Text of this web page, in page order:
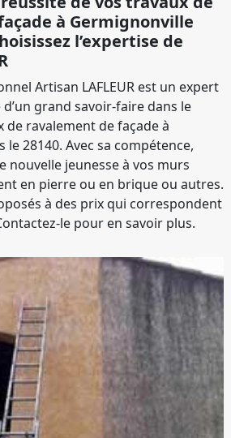
à Germignonville
l’expertise de
Artisan LAFLEUR est un expert
grand savoir-faire dans le
de ravalement de façade à
28140. Avec sa compétence,
nouvelle jeunesse à vos murs
en pierre ou en brique ou autres.
à des prix qui correspondent
le pour en savoir plus.